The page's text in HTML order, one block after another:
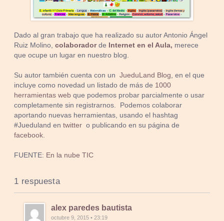
Dado al gran trabajo que ha realizado su autor Antonio Ángel
Ruiz Molino,colaboradorde Internet en el Aula, merece
que ocupe un lugar en nuestro blog.
Su autor también cuenta con unJueduLand Blog , en el que
incluye como novedad un listado de más de 1000
herramientas web que podemos probar parcialmente o usar
completamente sin registrarnos. Podemos colaborar
aportando nuevas herramientas, usando el hashtag
#Jueduland entwitter o publicando en su página de
facebook.
FUENTE: En la nube TIC
1 respuesta
alex paredes bautista
octubre 9, 2015 • 23:19